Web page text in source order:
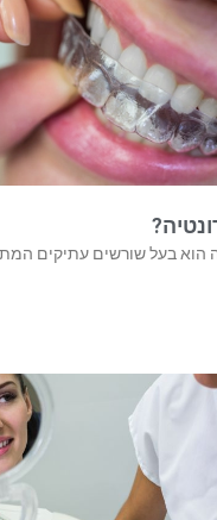
הוא בעל שורשים עתיקים